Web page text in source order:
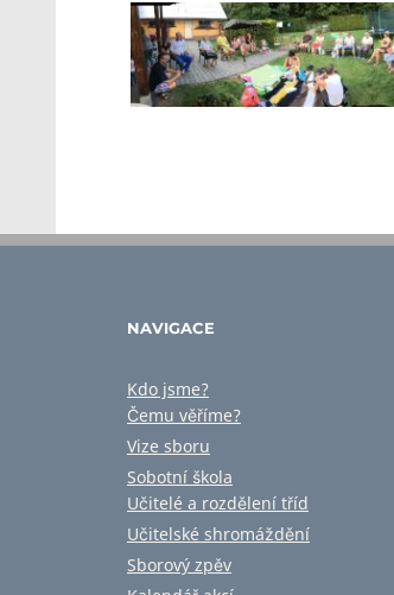
NAVIGACE
Kdo jsme?
Čemu věříme?
Vize sboru
Sobotní škola
Učitelé a rozdělení tříd
Učitelské shromáždění
Sborový zpěv